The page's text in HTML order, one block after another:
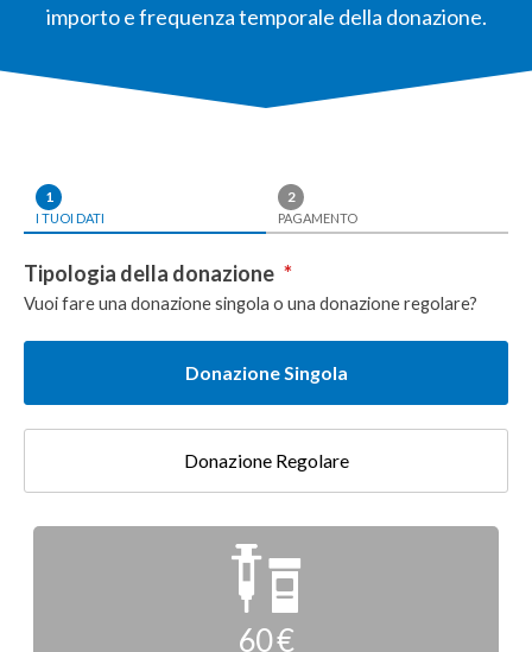
importo e frequenza temporale della donazione.
1
I TUOI DATI
2
PAGAMENTO
Tipologia della donazione *
Vuoi fare una donazione singola o una donazione regolare?
Donazione Singola
Donazione Regolare
Donazione
60 €